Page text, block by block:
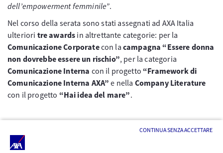
CONTINUA SENZA ACCETTARE
dell’empowerment femminile”.
Nel corso della serata sono stati assegnati ad AXA Italia
ulteriori tre awards in altrettante categorie: per la
Comunicazione Corporatecon la campagna “Essere donna
non dovrebbe essere un rischio”, per la categoria
Comunicazione Interna con il progetto “Framework di
Comunicazione Interna AXA” e nella Company Literature
con il progetto “Hai idea del mare”.